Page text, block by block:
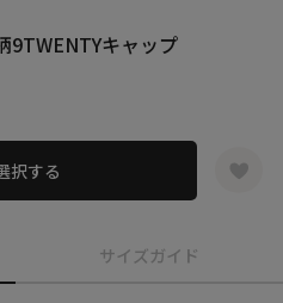
9TWENTYキャップ
択する
サイズガイド